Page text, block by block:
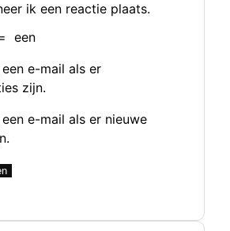
ik een reactie plaats.
een
e-mail als er
zijn.
e-mail als er nieuwe